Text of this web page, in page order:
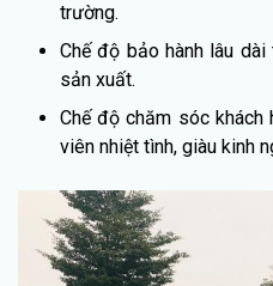
trường.
Chế độ bảo hành lâu
sản xuất.
Chế độ chăm sóc
viên nhiệt tình, giàu kinh